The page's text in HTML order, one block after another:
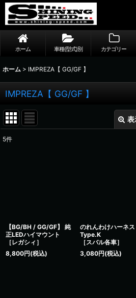
ホーム 車種(型式)別 カテゴリー
ホーム > IMPREZA【 GG/GF 】
IMPREZA【 GG/GF 】
表
5件
【BG/BH / GG/GF】 純
正LEDハイマウント
［レガシィ］
8,800円(税込)
のれんわけハーネス
Type.K
［スバル各車］
3,080円(税込)